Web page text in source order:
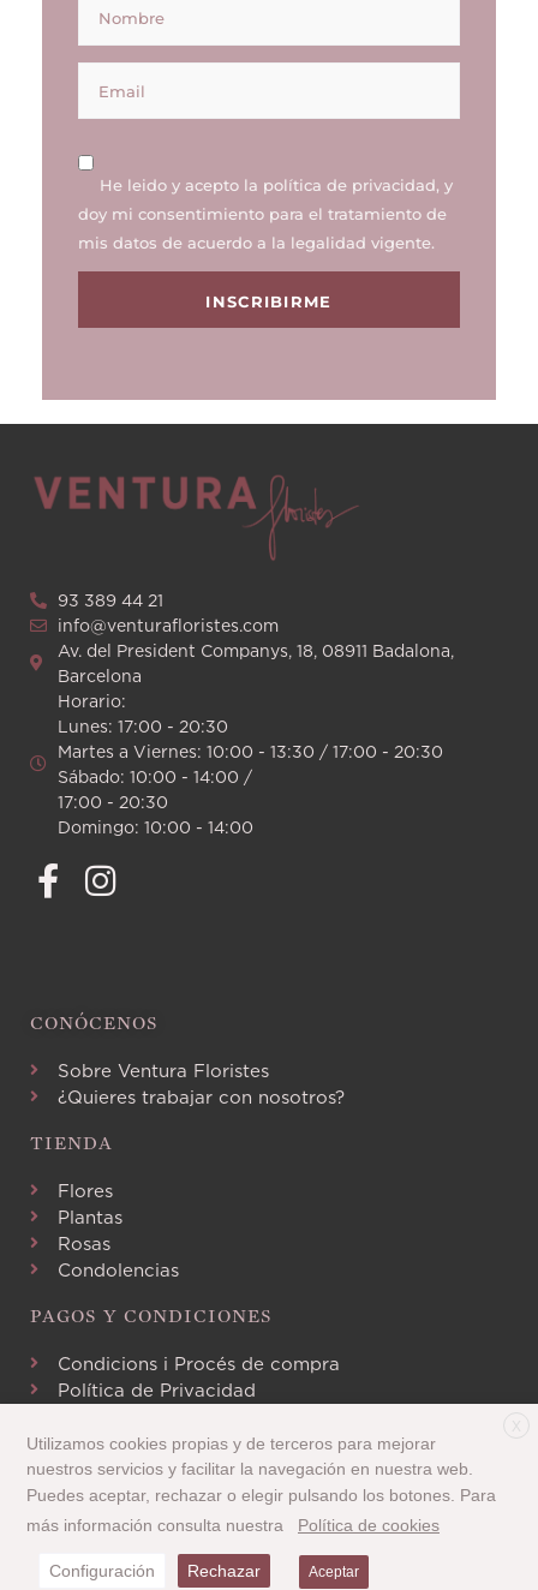
He leido y acepto la política de privacidad, y
doy mi consentimiento para el tratamiento de
mis datos de acuerdo a la legalidad vigente.
INSCRIBIRME
93 389 44 21
info@venturafloristes.com
Av. del President Companys, 18, 08911 Badalona,
Barcelona
Horario:
Lunes: 17:00 - 20:30
Martes a Viernes: 10:00 - 13:30 / 17:00 - 20:30
Sábado: 10:00 - 14:00 /
17:00 - 20:30
Domingo: 10:00 - 14:00
CONÓCENOS
Sobre Ventura Floristes
¿Quieres trabajar con nosotros?
TIENDA
Flores
Plantas
Rosas
Condolencias
PAGOS Y CONDICIONES
Condicions i Procés de compra
Política de Privacidad
Política de Cookies
Copyright 2020 © Tots els drets reservats
¿Necesitas ayuda?
Utilizamos cookies propias y de terceros para mejorar
nuestros servicios y facilitar la navegación en nuestra web.
Puedes aceptar, rechazar o elegir pulsando los botones. Para
más información consulta nuestra
Política de cookies
Configuración Rechazar Aceptar